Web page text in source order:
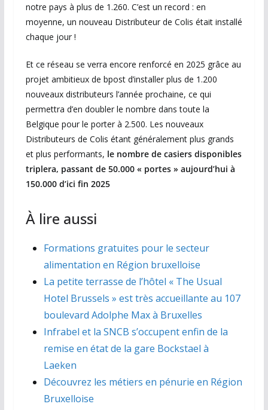
notre pays à plus de 1.260. C’est un record : en
moyenne, un nouveau Distributeur de Colis était installé
chaque jour !
Et ce réseau se verra encore renforcé en 2025 grâce au
projet ambitieux de bpost d’installer plus de 1.200
nouveaux distributeurs l’année prochaine, ce qui
permettra d’en doubler le nombre dans toute la
Belgique pour le porter à 2.500. Les nouveaux
Distributeurs de Colis étant généralement plus grands
et plus performants, le nombre de casiers disponibles
triplera, passant de 50.000 « portes » aujourd’hui à
150.000 d’ici fin 2025
À lire aussi
Formations gratuites pour le secteur
alimentation en Région bruxelloise
La petite terrasse de l’hôtel « The Usual
Hotel Brussels » est très accueillante au 107
boulevard Adolphe Max à Bruxelles
Infrabel et la SNCB s’occupent enfin de la
remise en état de la gare Bockstael à
Laeken
Découvrez les métiers en pénurie en Région
Bruxelloise